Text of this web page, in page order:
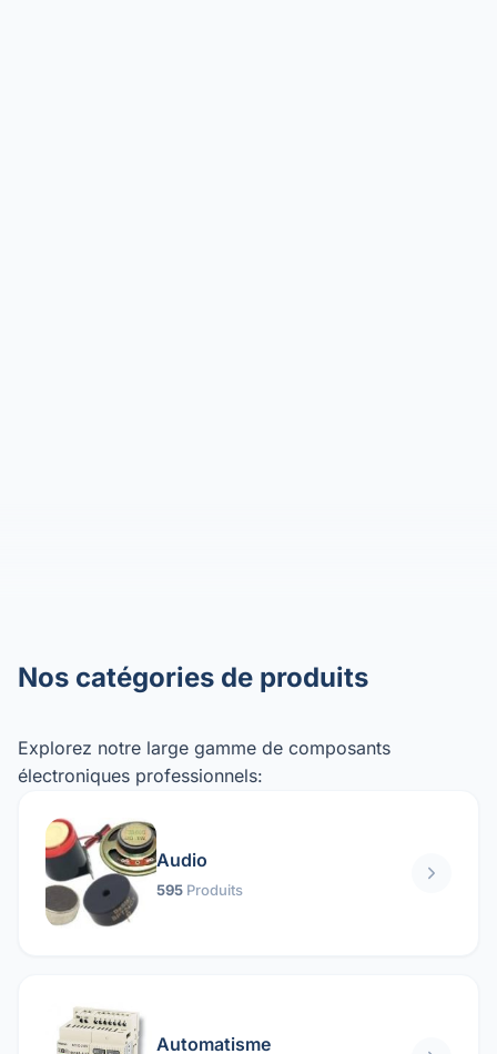
Nos catégories de produits
Explorez notre large gamme de composants
électroniques professionnels:
Audio
595 Produits
Automatisme